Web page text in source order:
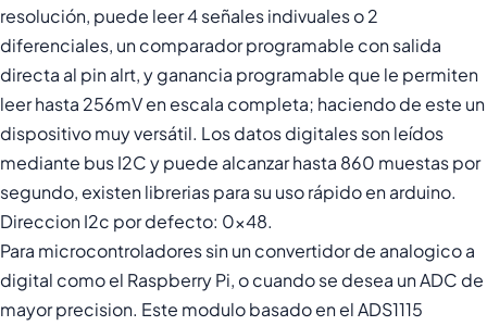
resolución, puede leer 4 señales indivuales o 2
diferenciales, un comparador programable con salida
directa al pin alrt, y ganancia programable que le permiten
leer hasta 256mV en escala completa; haciendo de este un
dispositivo muy versátil. Los datos digitales son leídos
mediante bus I2C y puede alcanzar hasta 860 muestas por
segundo, existen librerias para su uso rápido en arduino.
Direccion I2c por defecto: 0x48.
Para microcontroladores sin un convertidor de analogico a
digital como el Raspberry Pi, o cuando se desea un ADC de
mayor precision. Este modulo basado en el ADS1115